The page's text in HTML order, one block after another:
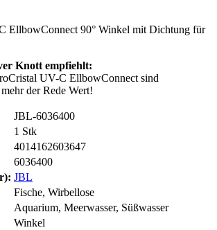
EllbowConnect 90° Winkel mit Dichtung für
Knott empfiehlt:
UV-C EllbowConnect sind
der Rede Wert!
JBL-6036400
1 Stk
4014162603647
6036400
JBL
Fische, Wirbellose
Aquarium, Meerwasser, Süßwasser
Winkel